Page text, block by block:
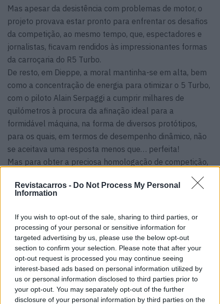
Revistacarros - Do Not Process My Personal
Information
If you wish to opt-out of the sale, sharing to third parties, or
processing of your personal or sensitive information for
targeted advertising by us, please use the below opt-out
section to confirm your selection. Please note that after your
opt-out request is processed you may continue seeing
interest-based ads based on personal information utilized by
us or personal information disclosed to third parties prior to
your opt-out. You may separately opt-out of the further
disclosure of your personal information by third parties on the
Mas apesar da desistência com problemas de motor, o
projeto provava estar pronto para enfrentar os desafios
da competição, ao mesmo tempo, que, espectadores e
jornalistas, ficavam rendidos às impressionantes formas
da carroçaria do R5 Turbo.
De resto, em Dieppe, a moral mantinha-se em alta, bem
como a concentração de energia para otimizar o 5 Turbo,
com o piloto Alain Serpaggi a cumprir milhares de
quilómetros à procura da afinação ideal para a
formidável máquina, na forma de diversos protótipos,
para os quais, em termos de desempenho dinâmico, não
se aceitava uma resposta menos que… perfeita!
Mas para obter a preciosa homologação de competição,
o Renault 5 Turbo também tinha que ser um automóvel
de produção em série. E isso… bom, isso não foi fácil…
certeza de que era possível evoluir que, em 1984, o
Renault 5 Turbo (822) deu origem ao Renault 5 Turbo
(8221), já a pensar numa versão ainda mais exclusiva – o
mítico Renault 5 Maxi Turbo – que, surgiu em 1985, e do
qual foram apenas produzidas 20 unidades de
competição.
O seu design muito mais agressivo, com apêndices de